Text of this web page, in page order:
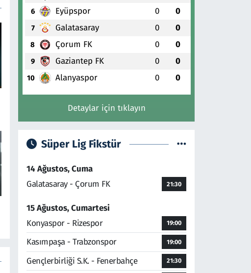
6 Eyüpspor 0 0
7 Galatasaray 0 0
8 Çorum FK 0 0
9 Gaziantep FK 0 0
10 Alanyaspor 0 0
Detaylar için tıklayın
Süper Lig Fikstür
14 Ağustos, Cuma
Galatasaray - Çorum FK
21:30
15 Ağustos, Cumartesi
Konyaspor - Rizespor
19:00
Kasımpaşa - Trabzonspor 19:00
Gençlerbirliği S.K. - Fenerbahçe 21:30